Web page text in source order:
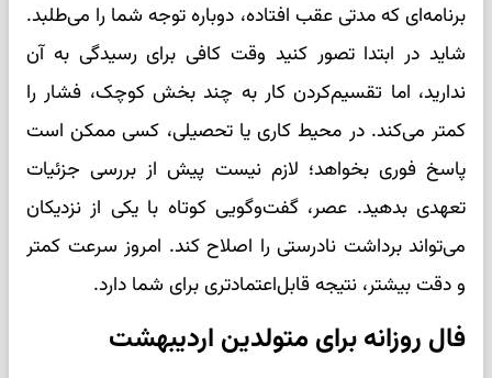
برنامه‌ای که مدتی عقب افتاده، دوباره توجه شما را می‌طلبد.
شاید در ابتدا تصور کنید وقت کافی برای رسیدگی به آن
ندارید، اما تقسیم‌کردن کار به چند بخش کوچک، فشار را
کمتر می‌کند. در محیط کاری یا تحصیلی، کسی ممکن است
پاسخ فوری بخواهد؛ لازم نیست پیش از بررسی جزئیات
تعهدی بدهید. عصر، گفت‌وگویی کوتاه با یکی از نزدیکان
می‌تواند برداشت نادرستی را اصلاح کند. امروز سرعت کمتر
و دقت بیشتر، نتیجه قابل‌اعتماد‌تری برای شما دارد.
فال روزانه برای متولدین اردیبهشت